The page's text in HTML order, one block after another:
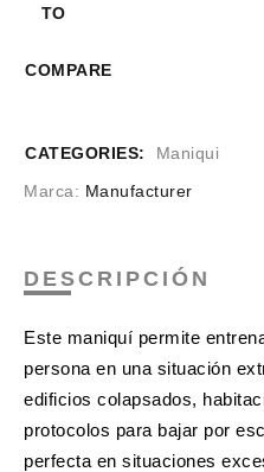
TO
COMPARE
CATEGORIES:
Maniqui
Marca: Manufacturer
DESCRIPCIÓN
Este maniquí permite
persona en una situación
edificios colapsados,
protocolos para bajar por
perfecta en situaciones